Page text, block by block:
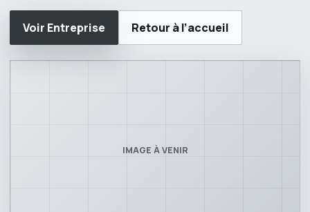
Voir Entreprise Retour à l’accueil
IMAGE À VENIR